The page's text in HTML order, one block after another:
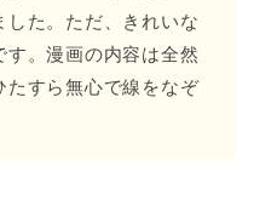
た。ただ、きれいな
す。漫画の内容は全然
たすら無心で線をなぞ